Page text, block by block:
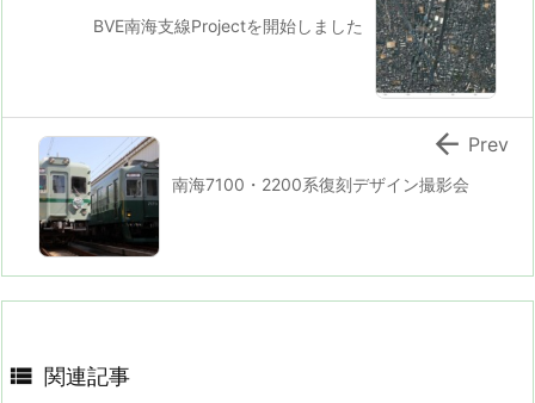
BVE南海支線Projectを開始しました
南海7100・2200系復刻デザイン撮影会
 Prev
 関連記事